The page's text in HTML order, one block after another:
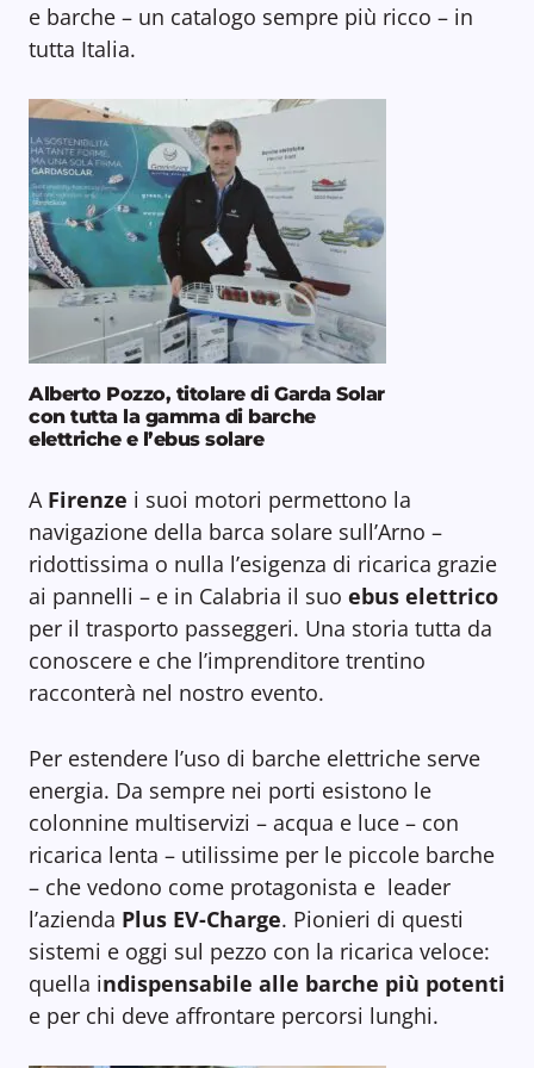
e barche – un catalogo sempre più ricco – in
tutta Italia.
Alberto Pozzo, titolare di Garda Solar
con tutta la gamma di barche
elettriche e l’ebus solare
A Firenze i suoi motori permettono la
navigazione della barca solare sull’Arno –
ridottissima o nulla l’esigenza di ricarica grazie
ai pannelli – e in Calabria il suo ebus elettrico
per il trasporto passeggeri. Una storia tutta da
conoscere e che l’imprenditore trentino
racconterà nel nostro evento.
Per estendere l’uso di barche elettriche serve
energia. Da sempre nei porti esistono le
colonnine multiservizi – acqua e luce – con
ricarica lenta – utilissime per le piccole barche
– che vedono come protagonista e leader
l’azienda Plus EV-Charge. Pionieri di questi
sistemi e oggi sul pezzo con la ricarica veloce:
quella indispensabile alle barche più potenti
e per chi deve affrontare percorsi lunghi.